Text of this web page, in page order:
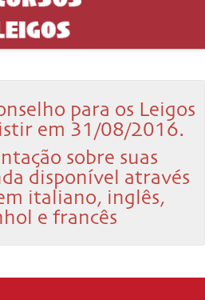
para os Leigos
em 31/08/2016.
sobre suas
disponível através
italiano, inglês,
e francês